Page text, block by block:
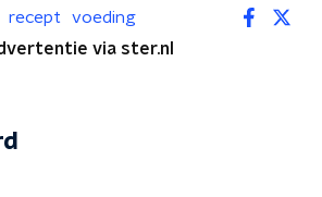
recept
voeding
via ster.nl